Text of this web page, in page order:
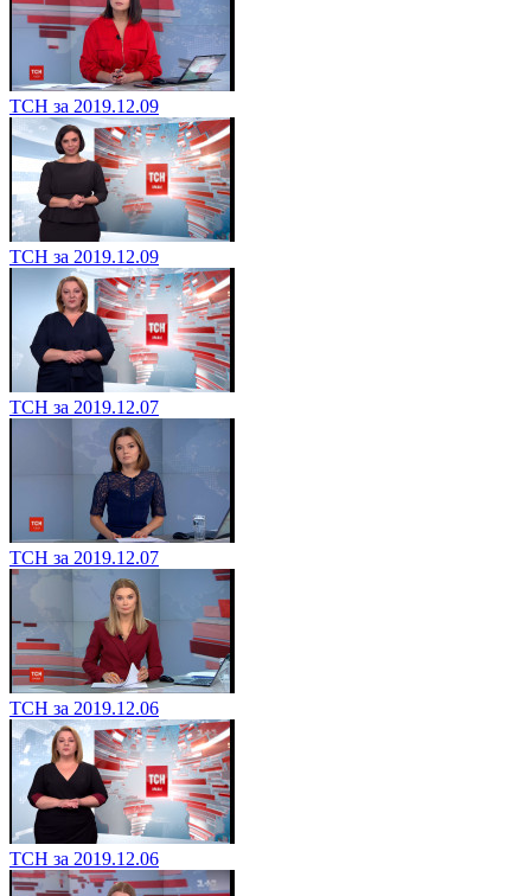
ТСН за 2019.12.09
ТСН за 2019.12.09
ТСН за 2019.12.07
ТСН за 2019.12.07
ТСН за 2019.12.06
ТСН за 2019.12.06